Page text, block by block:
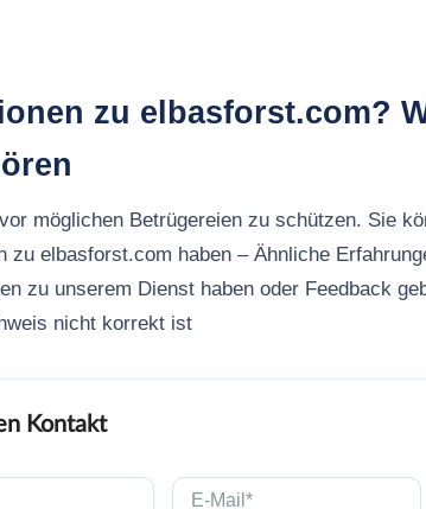
zu elbasforst.com?
möglichen Betrügereien zu schützen. Sie
zu elbasforst.com haben – Ähnliche
zu unserem Dienst haben oder Feedback
nicht korrekt ist
Kontakt